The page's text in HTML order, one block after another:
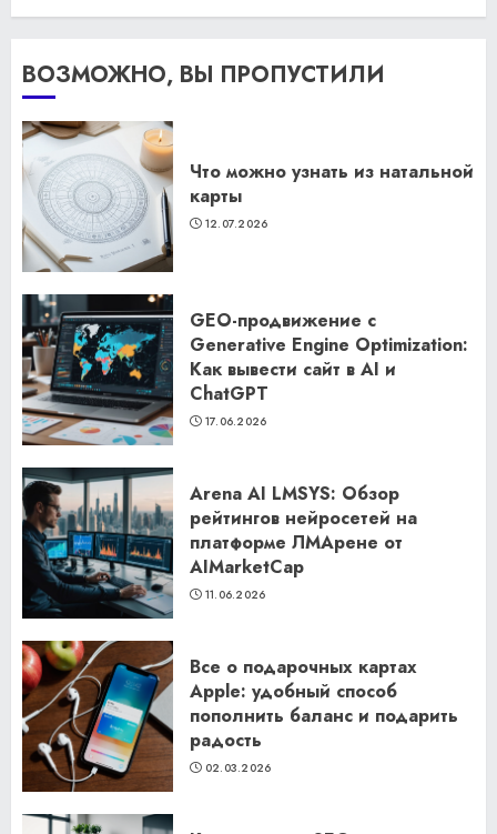
ВОЗМОЖНО, ВЫ ПРОПУСТИЛИ
Что можно узнать из натальной
карты
12.07.2026
GEO-продвижение с
Generative Engine Optimization:
Как вывести сайт в AI и
ChatGPT
17.06.2026
Arena AI LMSYS: Обзор
рейтингов нейросетей на
платформе ЛМАрене от
AIMarketCap
11.06.2026
Все о подарочных картах
Apple: удобный способ
пополнить баланс и подарить
радость
02.03.2026